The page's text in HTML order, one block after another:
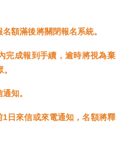
額滿後將關閉報名系統。
完成報到手續，逾時將視為棄
知。
日來信或來電通知，名額將釋